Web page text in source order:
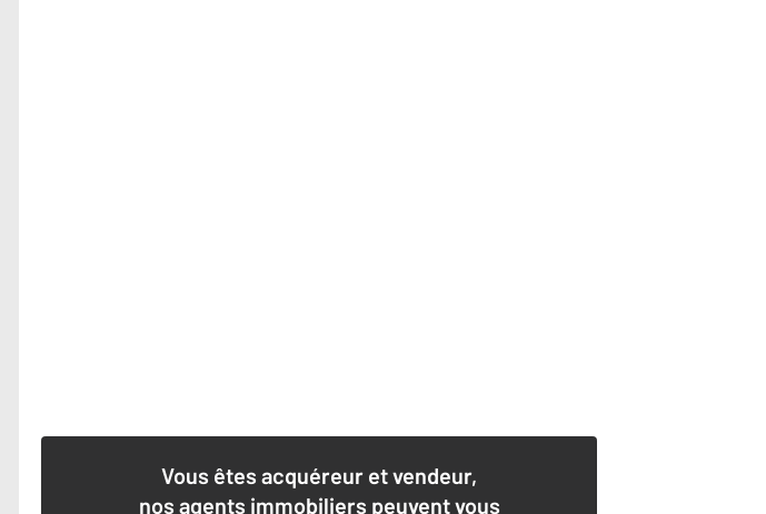
Vous êtes acquéreur et vendeur,
nos agents immobiliers peuvent vous